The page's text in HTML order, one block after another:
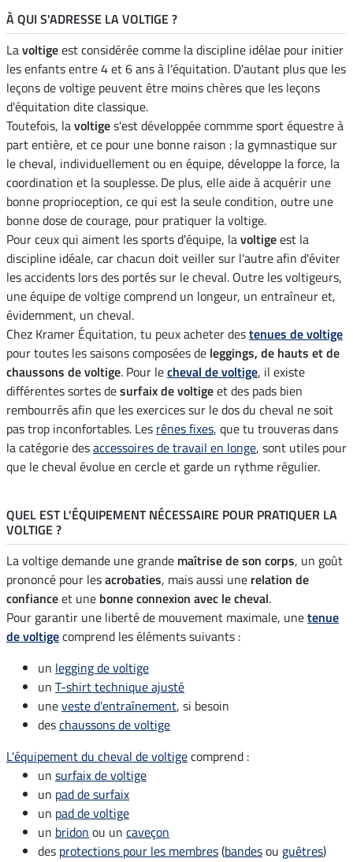
À QUI S'ADRESSE LA VOLTIGE ?
Lavoltigeest considérée comme la discipline idélae pour initier
les enfants entre 4 et 6 ans à l'équitation. D'autant plus que les
leçons de voltige peuvent être moins chères que les leçons
d'équitation dite classique.
Toutefois, lavoltiges'est développée commme sport équestre à
part entière, et ce pour une bonne raison : la gymnastique sur
le cheval, individuellement ou en équipe, développe la force, la
coordination et la souplesse. De plus, elle aide à acquérir une
bonne proprioception, ce qui est la seule condition, outre une
bonne dose de courage, pour pratiquer la voltige.
Pour ceux qui aiment les sports d'équipe, lavoltigeest la
discipline idéale, car chacun doit veiller sur l'autre afin d'éviter
les accidents lors des portés sur le cheval. Outre les voltigeurs,
une équipe de voltige comprend un longeur, un entraîneur et,
évidemment, un cheval.
Chez Kramer Équitation, tu peux acheter destenues de voltige
pour toutes les saisons composées de leggings, de hauts et de
chaussons de voltige. Pour lecheval de voltige, il existe
différentes sortes desurfaix de voltigeet des pads bien
rembourrés afin que les exercices sur le dos du cheval ne soit
pas trop inconfortables. Les rênes fixes, que tu trouveras dans
la catégorie desaccessoires de travail en longe, sont utiles pour
que le cheval évolue en cercle et garde un rythme régulier.
QUEL EST L'ÉQUIPEMENT NÉCESSAIRE POUR PRATIQUER LA
VOLTIGE ?
La voltige demande une grande maîtrise de son corps, un goût
prononcé pour lesacrobaties, mais aussi une relation de
confianceet une bonne connexion avec le cheval.
Pour garantir une liberté de mouvement maximale, unetenue
de voltigecomprend les éléments suivants :
un legging de voltige
un T-shirt technique ajusté
uneveste d'entraînement, si besoin
deschaussons de voltige
L'équipement du cheval de voltigecomprend :
un surfaix de voltige
un pad de surfaix
un pad de voltige
un bridon ou un caveçon
des protections pour les membres(bandesou guêtres)